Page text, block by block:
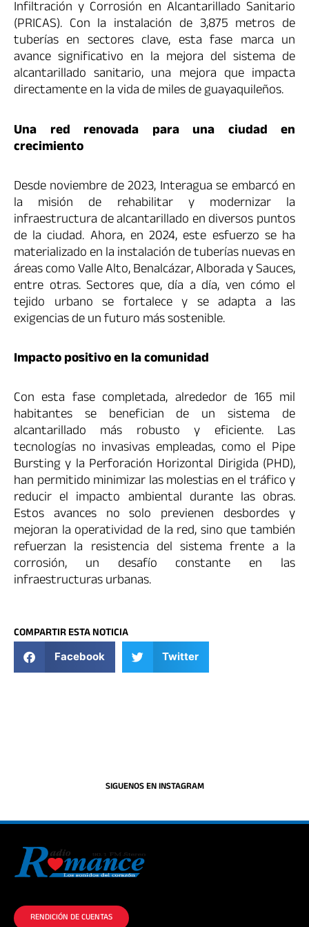
Infiltración y Corrosión en Alcantarillado Sanitario
(PRICAS). Con la instalación de 3,875 metros de
tuberías en sectores clave, esta fase marca un
avance significativo en la mejora del sistema de
alcantarillado sanitario, una mejora que impacta
directamente en la vida de miles de guayaquileños.
Una red renovada para una ciudad en
crecimiento
Desde noviembre de 2023, Interagua se embarcó en
la misión de rehabilitar y modernizar la
infraestructura de alcantarillado en diversos puntos
de la ciudad. Ahora, en 2024, este esfuerzo se ha
materializado en la instalación de tuberías nuevas en
áreas como Valle Alto, Benalcázar, Alborada y Sauces,
entre otras. Sectores que, día a día, ven cómo el
tejido urbano se fortalece y se adapta a las
exigencias de un futuro más sostenible.
Impacto positivo en la comunidad
Con esta fase completada, alrededor de 165 mil
habitantes se benefician de un sistema de
alcantarillado más robusto y eficiente. Las
tecnologías no invasivas empleadas, como el Pipe
Bursting y la Perforación Horizontal Dirigida (PHD),
han permitido minimizar las molestias en el tráfico y
reducir el impacto ambiental durante las obras.
Estos avances no solo previenen desbordes y
mejoran la operatividad de la red, sino que también
refuerzan la resistencia del sistema frente a la
corrosión, un desafío constante en las
infraestructuras urbanas.
COMPARTIR ESTA NOTICIA
Facebook Twitter
SIGUENOS EN INSTAGRAM
RENDICIÓN DE CUENTAS